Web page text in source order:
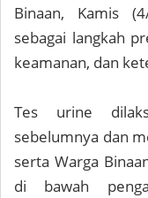
Binaan, Kamis
sebagai langkah
keamanan, dan
Tes urine
sebelumnya dan
serta Warga
di bawah